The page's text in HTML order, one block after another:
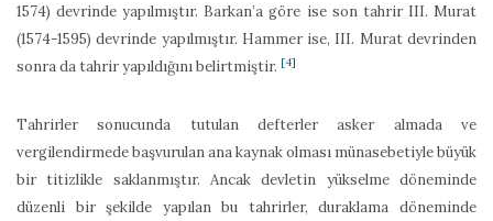
1574) devrinde yapılmıştır. Barkan’a göre ise son tahrir III. Murat
(1574-1595) devrinde yapılmıştır. Hammer ise, III. Murat devrinden
sonra da tahrir yapıldığını belirtmiştir. [4]
Tahrirler sonucunda tutulan defterler asker almada ve
vergilendirmede başvurulan ana kaynak olması münasebetiyle büyük
bir titizlikle saklanmıştır. Ancak devletin yükselme döneminde
düzenli bir şekilde yapılan bu tahrirler, duraklama döneminde